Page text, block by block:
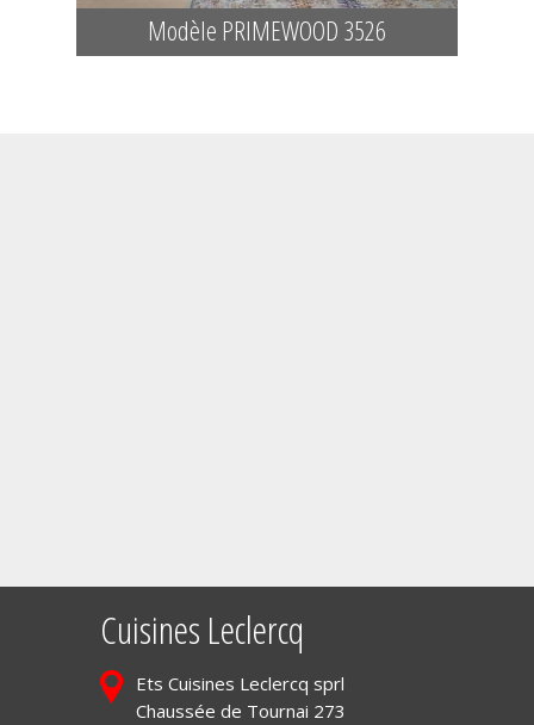
Modèle PRIMEWOOD 3526
Cuisines Leclercq
Ets Cuisines Leclercq sprl
Chaussée de Tournai 273